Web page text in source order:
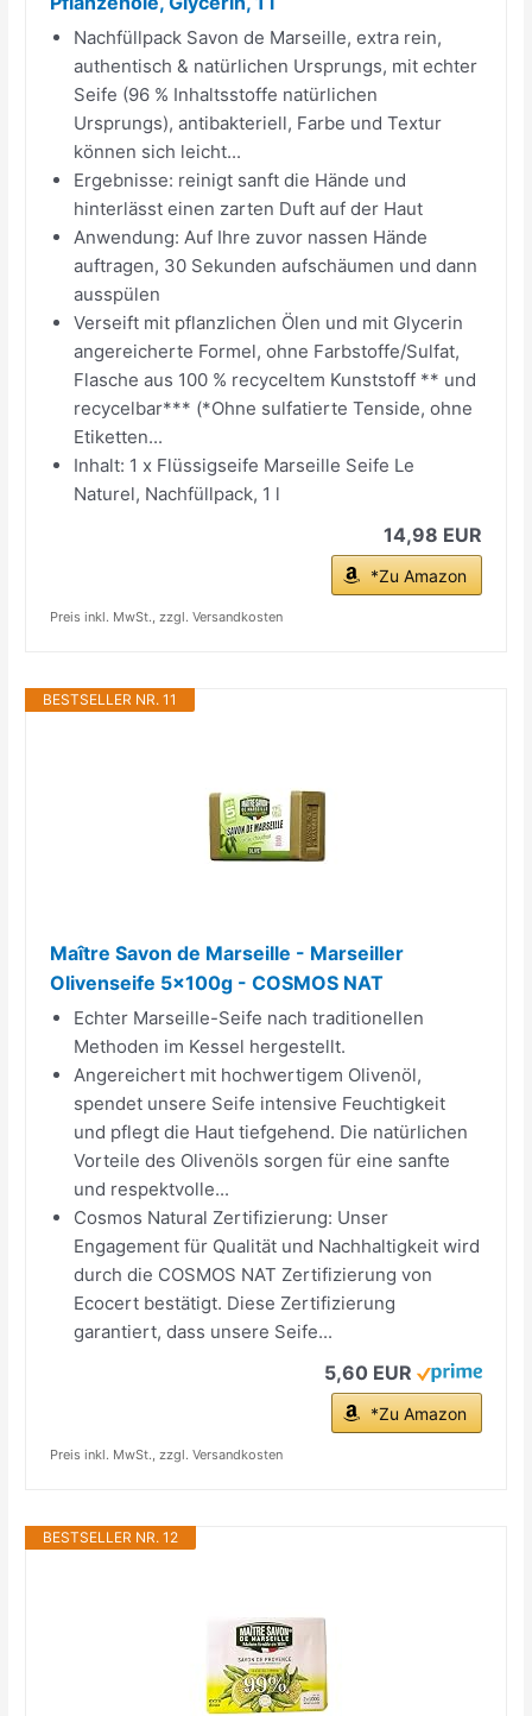
Nachfüllpack Savon de Marseille, extra rein,
authentisch & natürlichen Ursprungs, mit echter
Seife (96 % Inhaltsstoffe natürlichen
Ursprungs), antibakteriell, Farbe und Textur
können sich leicht...
Ergebnisse: reinigt sanft die Hände und
hinterlässt einen zarten Duft auf der Haut
Anwendung: Auf Ihre zuvor nassen Hände
auftragen, 30 Sekunden aufschäumen und dann
ausspülen
Verseift mit pflanzlichen Ölen und mit Glycerin
angereicherte Formel, ohne Farbstoffe/Sulfat,
Flasche aus 100 % recyceltem Kunststoff ** und
recycelbar*** (*Ohne sulfatierte Tenside, ohne
Etiketten...
Inhalt: 1 x Flüssigseife Marseille Seife Le
Naturel, Nachfüllpack, 1 l
14,98 EUR
*Zu Amazon
Preis inkl. MwSt., zzgl. Versandkosten
BESTSELLER NR. 11
Maître Savon de Marseille - Marseiller
Olivenseife 5x100g - COSMOS NAT
Echter Marseille-Seife nach traditionellen
Methoden im Kessel hergestellt.
Angereichert mit hochwertigem Olivenöl,
spendet unsere Seife intensive Feuchtigkeit
und pflegt die Haut tiefgehend. Die natürlichen
Vorteile des Olivenöls sorgen für eine sanfte
und respektvolle...
Cosmos Natural Zertifizierung: Unser
Engagement für Qualität und Nachhaltigkeit wird
durch die COSMOS NAT Zertifizierung von
Ecocert bestätigt. Diese Zertifizierung
garantiert, dass unsere Seife...
5,60 EUR
*Zu Amazon
Preis inkl. MwSt., zzgl. Versandkosten
BESTSELLER NR. 12